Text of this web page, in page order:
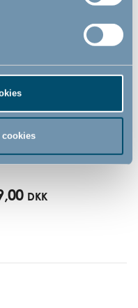
cookies
42x25 cm by
DKK